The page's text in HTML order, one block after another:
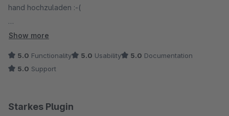
hand hochzuladen :-(
das tool ist wahnsinnig praktisch und spart so viel zeit. gehört
Show more
5.0 Functionality 5.0 Usability 5.0 Documentation
5.0 Support
Starkes Plugin